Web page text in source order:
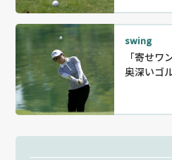
swing
「寄せワ
奥深いゴ